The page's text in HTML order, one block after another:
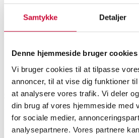
Samtykke Detaljer
Denne hjemmeside bruger cookies
Vi bruger cookies til at tilpasse
annoncer, til at vise dig funktioner
at analysere vores trafik. Vi deler
din brug af vores hjemmeside med
for sociale medier,
analysepartnere. Vores partnere
Wine
36 fl. Menicucci,
rosé, 2020. (OC).
SHOWROOM
Odense
ESTIMATE
DKK 1,500
ITEM
6538831
Description